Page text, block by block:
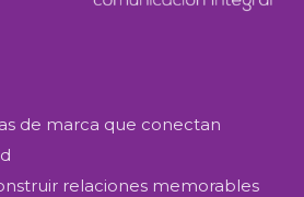
de marca que conectan
relaciones memorables